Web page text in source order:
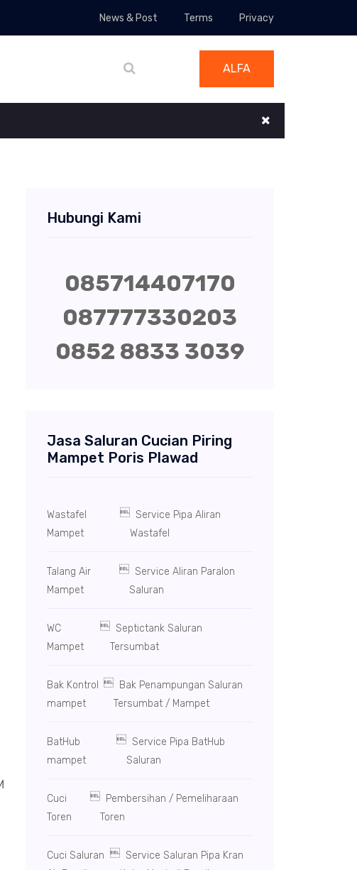
News & Post Terms Privacy
ALFA
Hubungi Kami
085714407170
087777330203
0852 8833 3039
Jasa Saluran Cucian Piring
Mampet Poris Plawad
Wastafel
Mampet
 Service Pipa Aliran
Wastafel
Talang Air
Mampet
Service Aliran Paralon
Saluran
WC
Mampet
 Septictank Saluran
Tersumbat
Bak Kontrol
mampet
 Bak Penampungan Saluran
Tersumbat / Mampet
BatHub
mampet
 Service Pipa BatHub
Saluran
Cuci
Toren
 Pembersihan / Pemeliharaan
Toren
Cuci Saluran Service Saluran Pipa Kran